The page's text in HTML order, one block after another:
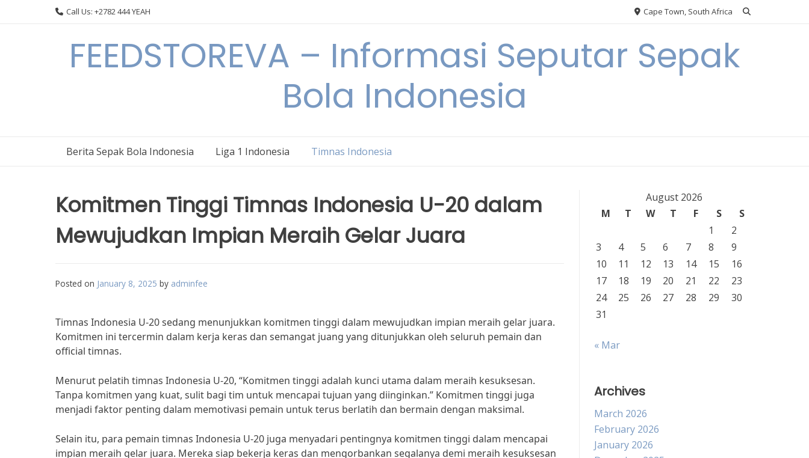
Call Us: +2782 444 YEAH Cape Town, South Africa
FEEDSTOREVA – Informasi Seputar Sepak
Bola Indonesia
Berita Sepak Bola Indonesia Liga 1 Indonesia Timnas Indonesia
Komitmen Tinggi Timnas Indonesia U-20 dalam
Mewujudkan Impian Meraih Gelar Juara
Posted on January 8, 2025 by adminfee
Timnas Indonesia U-20 sedang menunjukkan komitmen tinggi dalam mewujudkan impian meraih gelar juara.
Komitmen ini tercermin dalam kerja keras dan semangat juang yang ditunjukkan oleh seluruh pemain dan
official timnas.
Menurut pelatih timnas Indonesia U-20, “Komitmen tinggi adalah kunci utama dalam meraih kesuksesan.
Tanpa komitmen yang kuat, sulit bagi tim untuk mencapai tujuan yang diinginkan.” Komitmen tinggi juga
menjadi faktor penting dalam memotivasi pemain untuk terus berlatih dan bermain dengan maksimal.
Selain itu, para pemain timnas Indonesia U-20 juga menyadari pentingnya komitmen tinggi dalam mencapai
impian meraih gelar juara. Mereka siap bekerja keras dan mengorbankan segalanya demi meraih kesuksesan
August 2026
M
T W T F S
S
1
2
3
4 5 6 7 8
9
10
11 12 13 14 15
16
17
18 19 20 21 22
23
24
25 26 27 28 29
30
31
« Mar
Archives
March 2026
February 2026
January 2026